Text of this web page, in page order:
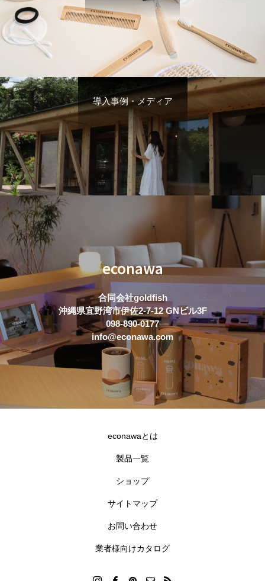
導入事例・メディア
econawa
合同会社goldfish
沖縄県宜野湾市伊佐2-7-12 GNビル3F
098-890-0177
info@econawa.com
econawaとは
製品一覧
ショップ
サイトマップ
お問い合わせ
業者様向けカタログ